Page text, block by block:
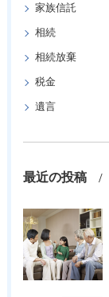
家族信託
相続
相続放棄
税金
遺言
最近の投稿